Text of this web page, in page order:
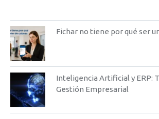
Fichar no tiene por qué ser
Inteligencia Artificial y ERP:
Gestión Empresarial